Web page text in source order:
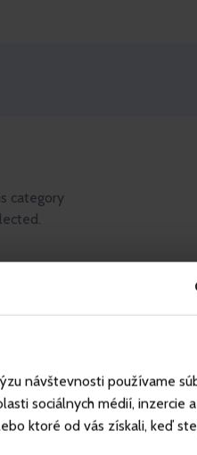
návštevnosti používame
sociálnych médií, inzercie
ktoré od vás získali, keď
the